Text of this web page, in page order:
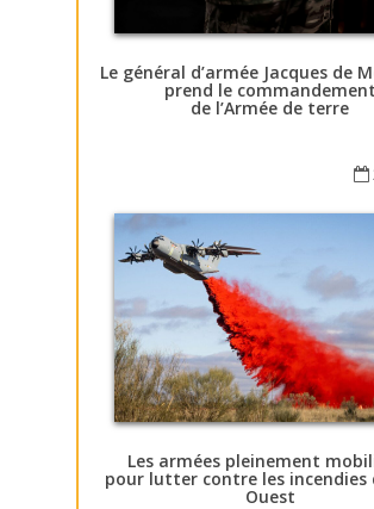
Le général d’armée Jacques de
prend le commandement
de l’Armée de terre
Les armées pleinement
pour lutter contre les incendies
Ouest